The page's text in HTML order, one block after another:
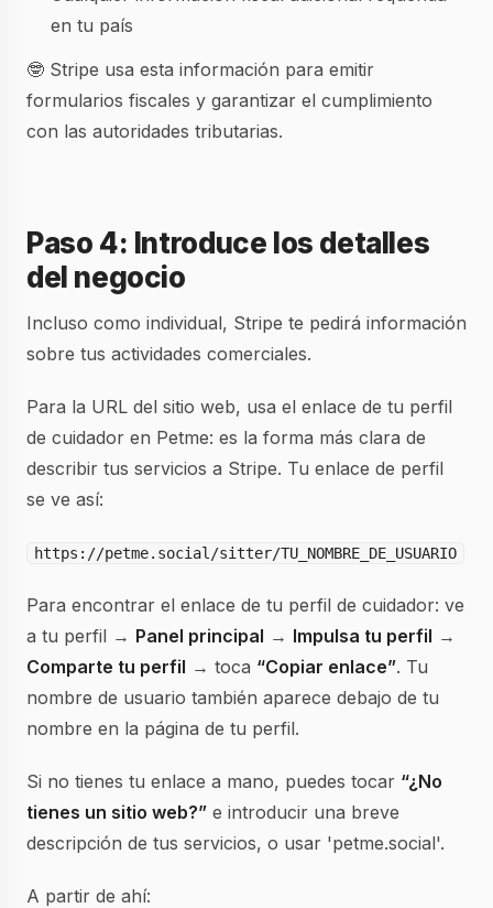
en tu país
🤓 Stripe usa esta información para emitir
formularios fiscales y garantizar el cumplimiento
con las autoridades tributarias.
Paso 4: Introduce los detalles
del negocio
Incluso como individual, Stripe te pedirá información
sobre tus actividades comerciales.
Para la URL del sitio web, usa el enlace de tu perfil
de cuidador en Petme: es la forma más clara de
describir tus servicios a Stripe. Tu enlace de perfil
se ve así:
https://petme.social/sitter/TU_NOMBRE_DE_USUARIO
Para encontrar el enlace de tu perfil de cuidador: ve
a tu perfil → Panel principal → Impulsa tu perfil →
Comparte tu perfil → toca “Copiar enlace”. Tu
nombre de usuario también aparece debajo de tu
nombre en la página de tu perfil.
Si no tienes tu enlace a mano, puedes tocar “¿No
tienes un sitio web?” e introducir una breve
descripción de tus servicios, o usar 'petme.social'.
A partir de ahí: